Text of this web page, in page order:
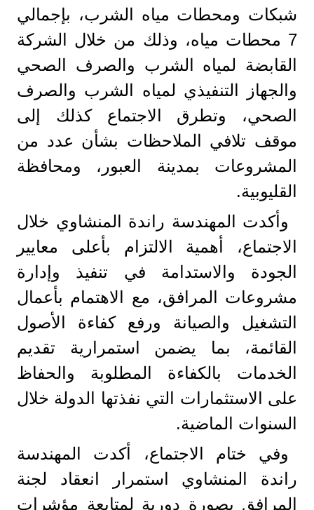
شبكات ومحطات مياه الشرب، بإجمالي
7 محطات مياه، وذلك من خلال الشركة
القابضة لمياه الشرب والصرف الصحي
والجهاز التنفيذي لمياه الشرب والصرف
الصحي، وتطرق الاجتماع كذلك إلى
موقف تلافي الملاحظات بشأن عدد من
المشروعات بمدينة العبور، ومحافظة
القليوبية.
وأكدت المهندسة راندة المنشاوي خلال
الاجتماع، أهمية الالتزام بأعلى معايير
الجودة والاستدامة في تنفيذ وإدارة
مشروعات المرافق، مع الاهتمام بأعمال
التشغيل والصيانة ورفع كفاءة الأصول
القائمة، بما يضمن استمرارية تقديم
الخدمات بالكفاءة المطلوبة والحفاظ
على الاستثمارات التي نفذتها الدولة خلال
السنوات الماضية.
وفي ختام الاجتماع، أكدت المهندسة
راندة المنشاوي استمرار انعقاد لجنة
المرافق بصورة دورية لمتابعة مؤشرات